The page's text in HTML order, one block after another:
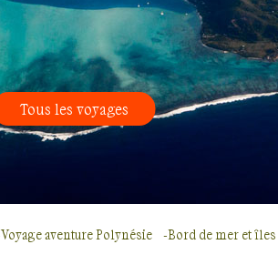
Tous les voyages
Voyage aventure Polynésie Bord de mer et îles